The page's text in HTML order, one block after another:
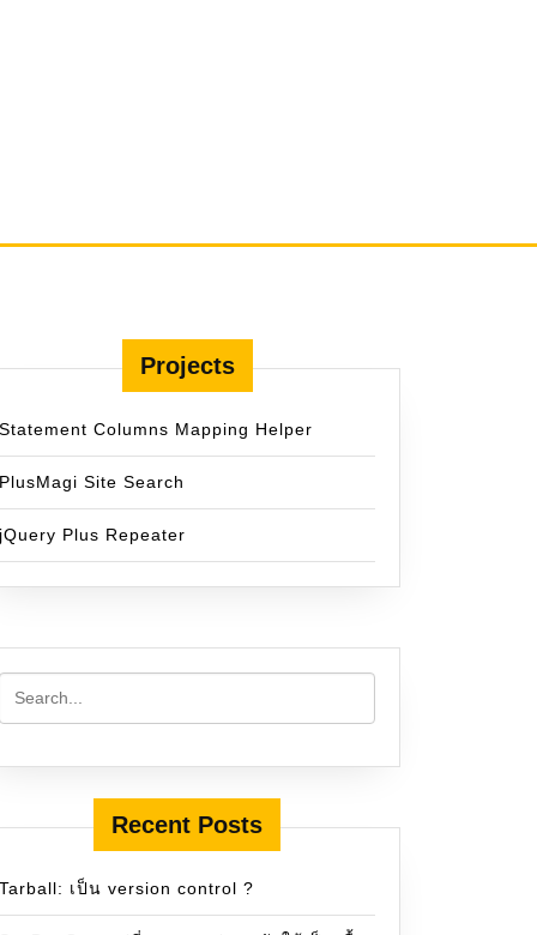
Projects
Statement Columns Mapping Helper
PlusMagi Site Search
jQuery Plus Repeater
Recent Posts
Tarball: เป็น version control ?